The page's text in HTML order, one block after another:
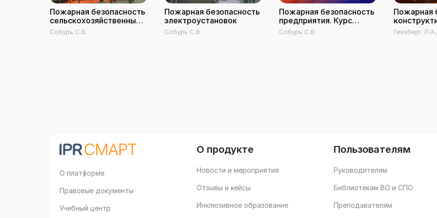
Пожарная безопасность
сельскохозяйственных
предприятий
Собурь С.В.
Пожарная безопасность
электроустановок
Собурь С.В.
Пожарная безопасность
предприятия. Курс
пожарно-технического
минимума
Собурь С.В.
Пожарная
решений
Гинзберг
О платформе
Правовые документы
Учебный центр
О продукте
Новости и мероприятия
Отзывы и кейсы
Инклюзивное образование
Пользователям
Руководителям
Библиотекам ВО и СПО
Преподавателям